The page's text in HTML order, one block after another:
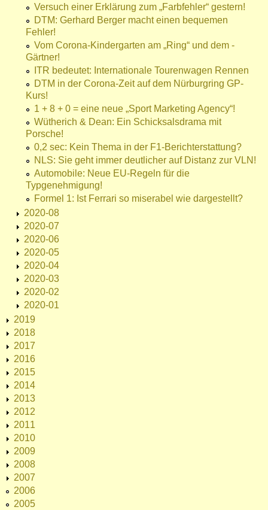
Versuch einer Erklärung zum „Farbfehler“ gestern!
DTM: Gerhard Berger macht einen bequemen
Fehler!
Vom Corona-Kindergarten am „Ring“ und dem -
Gärtner!
ITR bedeutet: Internationale Tourenwagen Rennen
DTM in der Corona-Zeit auf dem Nürburgring GP-
Kurs!
1 + 8 + 0 = eine neue „Sport Marketing Agency“!
Wütherich & Dean: Ein Schicksalsdrama mit
Porsche!
0,2 sec: Kein Thema in der F1-Berichterstattung?
NLS: Sie geht immer deutlicher auf Distanz zur VLN!
Automobile: Neue EU-Regeln für die
Typgenehmigung!
Formel 1: Ist Ferrari so miserabel wie dargestellt?
2020-08
2020-07
2020-06
2020-05
2020-04
2020-03
2020-02
2020-01
2019
2018
2017
2016
2015
2014
2013
2012
2011
2010
2009
2008
2007
2006
2005